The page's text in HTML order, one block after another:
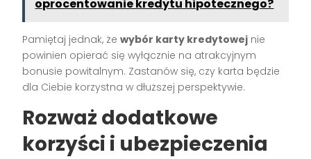
oprocentowanie kredytu hipotecznego?
Pamiętaj jednak, żewybór karty kredytowej nie
powinien opierać się wyłącznie na atrakcyjnym
bonusie powitalnym. Zastanów się, czy karta będzie
dla Ciebie korzystna w dłuższej perspektywie.
Rozważ dodatkowe
korzyści i ubezpieczenia